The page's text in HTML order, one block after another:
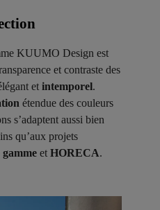
KUUMO Design est
et contraste des
et intemporel.
étendue des couleurs
s’adaptent aussi bien
qu’aux projets
gamme et HORECA.